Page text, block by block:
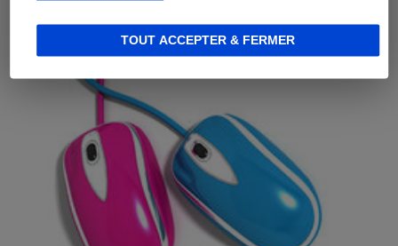
TOUT ACCEPTER & FERMER